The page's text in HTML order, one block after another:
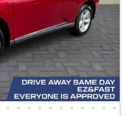
• • • • • • • • • • •